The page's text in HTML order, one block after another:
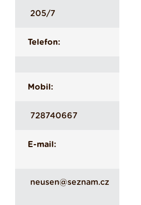
205/7
Telefon:
Mobil:
728740667
E-mail:
neusen@seznam.cz